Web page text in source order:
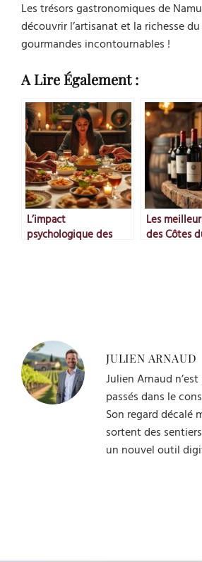
Les trésors gastronomiques de
découvrir l’artisanat et la richesse
gourmandes incontournables !
A Lire Également :
L’impact
psychologique des
Les
des Côtes
JULIEN ARNAUD
Julien Arnaud
passés dans le
Son regard décalé
sortent des
un nouvel outil